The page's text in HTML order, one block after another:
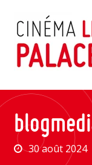
contenu
30 août 2024